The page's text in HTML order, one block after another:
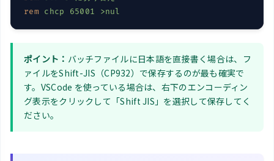
rem
chcp 65001 >nul
ポイント： バッチファイルに日本語を直接書く場合は、フ
ァイルをShift-JIS（CP932）で保存するのが最も確実で
す。VSCode を使っている場合は、右下のエンコーディン
グ表示をクリックして「Shift JIS」を選択して保存してく
ださい。